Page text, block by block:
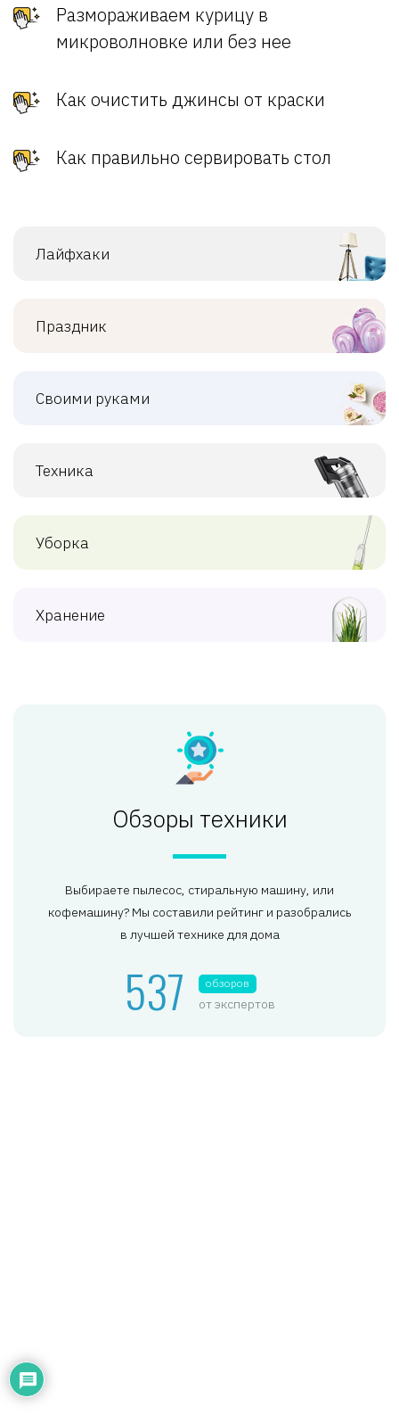
Размораживаем курицу в
микроволновке или без нее
Как очистить джинсы от краски
Как правильно сервировать стол
Лайфхаки
Праздник
Своими руками
Техника
Уборка
Хранение
Обзоры техники
Выбираете пылесос, стиральную машину, или
кофемашину? Мы составили рейтинг и разобрались
в лучшей технике для дома
537 обзоров
от экспертов